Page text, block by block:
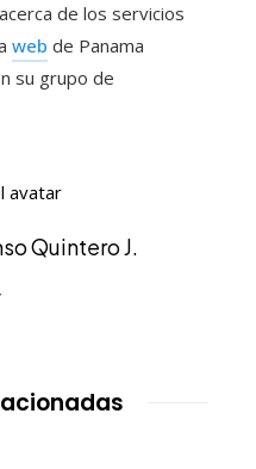
de los servicios
web de Panama
su grupo de
Quintero J.